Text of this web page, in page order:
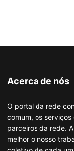
Acerca de nós
O portal da rede
comum, os
parceiros da rede.
melhor o nosso